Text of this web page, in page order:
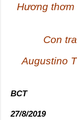
Hương
Con
Augustino
BCT
27/8/2019